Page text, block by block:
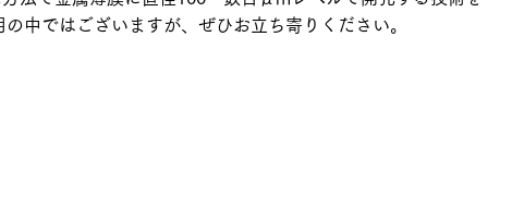
中ではございますが、ぜひお立ち寄りください。